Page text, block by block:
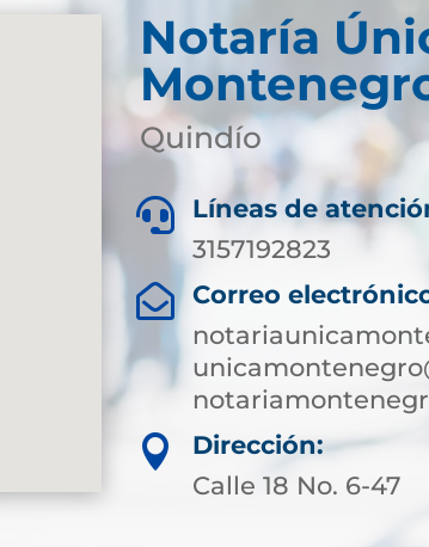
Notaría
Quindío

Líneas de
3157192823

Correo

Dirección:
Calle 18 No. 6-47